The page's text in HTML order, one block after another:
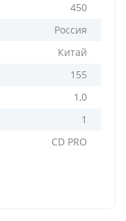
450
Россия
Китай
155
1,0
1
CD PRO